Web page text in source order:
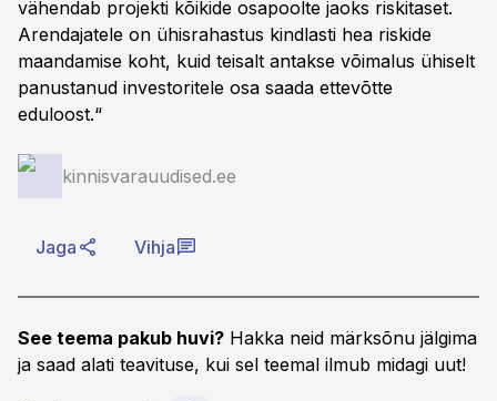
vähendab projekti kõikide osapoolte jaoks riskitaset.
Arendajatele on ühisrahastus kindlasti hea riskide
maandamise koht, kuid teisalt antakse võimalus ühiselt
panustanud investoritele osa saada ettevõtte
eduloost.“
kinnisvarauudised.ee
Jaga Vihja
See teema pakub huvi? Hakka neid märksõnu jälgima
ja saad alati teavituse, kui sel teemal ilmub midagi uut!